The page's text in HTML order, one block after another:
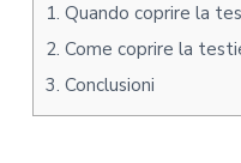
1. Quando coprire la
2. Come coprire la
3. Conclusioni